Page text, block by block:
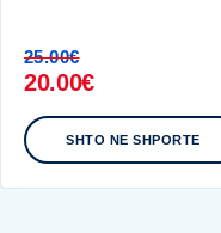
25.00€
20.00€
SHTO NE SHPORTE